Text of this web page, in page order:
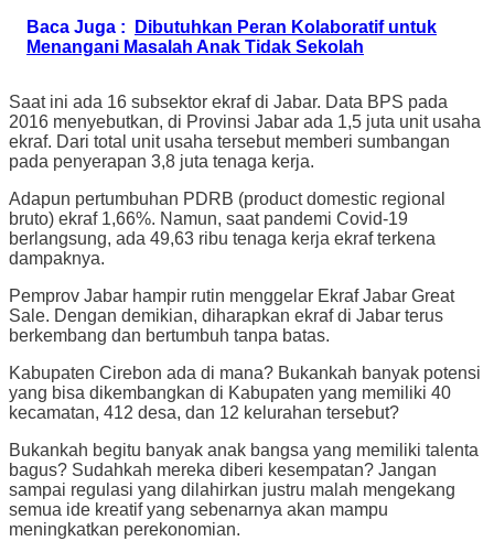
Baca Juga :
Dibutuhkan Peran Kolaboratif untuk
Menangani Masalah Anak Tidak Sekolah
Saat ini ada 16 subsektor ekraf di Jabar. Data BPS pada
2016 menyebutkan, di Provinsi Jabar ada 1,5 juta unit usaha
ekraf. Dari total unit usaha tersebut memberi sumbangan
pada penyerapan 3,8 juta tenaga kerja.
Adapun pertumbuhan PDRB (product domestic regional
bruto) ekraf 1,66%. Namun, saat pandemi Covid-19
berlangsung, ada 49,63 ribu tenaga kerja ekraf terkena
dampaknya.
Pemprov Jabar hampir rutin menggelar Ekraf Jabar Great
Sale. Dengan demikian, diharapkan ekraf di Jabar terus
berkembang dan bertumbuh tanpa batas.
Kabupaten Cirebon ada di mana? Bukankah banyak potensi
yang bisa dikembangkan di Kabupaten yang memiliki 40
kecamatan, 412 desa, dan 12 kelurahan tersebut?
Bukankah begitu banyak anak bangsa yang memiliki talenta
bagus? Sudahkah mereka diberi kesempatan? Jangan
sampai regulasi yang dilahirkan justru malah mengekang
semua ide kreatif yang sebenarnya akan mampu
meningkatkan perekonomian.